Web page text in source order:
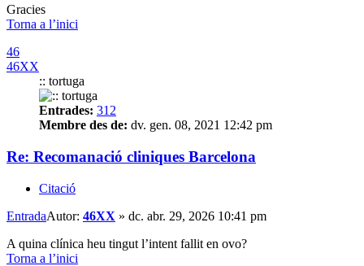
Gracies
Torna a l’inici
46
46XX
:: tortuga
Entrades: 312
Membre des de: dv. gen. 08, 2021 12:42 pm
Re: Recomanació cliniques Barcelona
Citació
EntradaAutor: 46XX » dc. abr. 29, 2026 10:41 pm
A quina clínica heu tingut l’intent fallit en ovo?
Torna a l’inici